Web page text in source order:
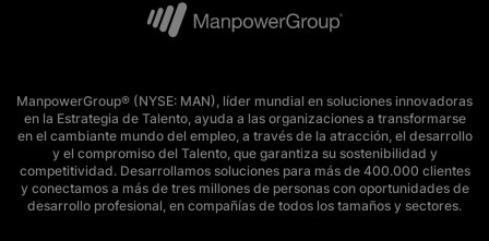
ManpowerGroup® (NYSE: MAN), líder mundial en soluciones innovadoras
en la Estrategia de Talento, ayuda a las organizaciones a transformarse
en el cambiante mundo del empleo, a través de la atracción, el desarrollo
y el compromiso del Talento, que garantiza su sostenibilidad y
competitividad. Desarrollamos soluciones para más de 400.000 clientes
y conectamos a más de tres millones de personas con oportunidades de
desarrollo profesional, en compañías de todos los tamaños y sectores.